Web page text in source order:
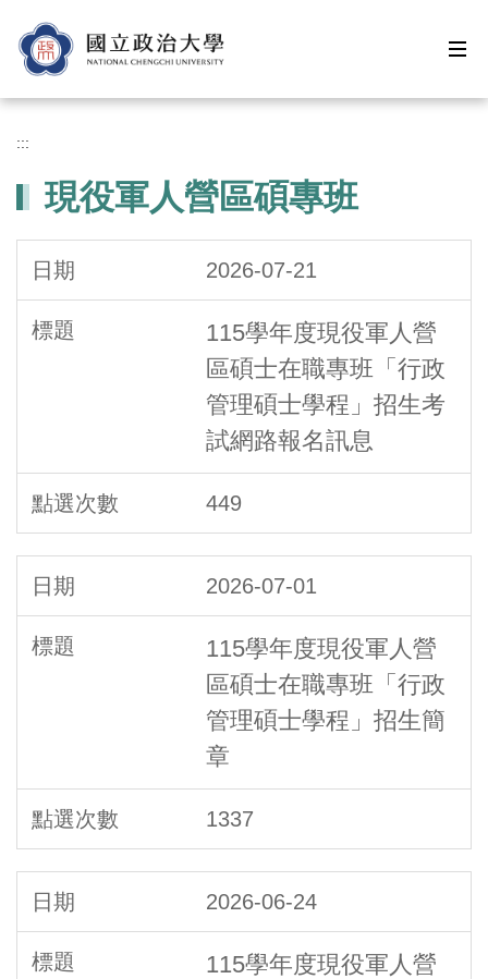
到
主
內
區
:::
現役軍人營區碩專班
2026-07-21
115學年度現役軍人營
區碩士在職專班「行政
管理碩士學程」招生考
試網路報名訊息
449
2026-07-01
115學年度現役軍人營
區碩士在職專班「行政
管理碩士學程」招生簡
章
1337
2026-06-24
115學年度現役軍人營